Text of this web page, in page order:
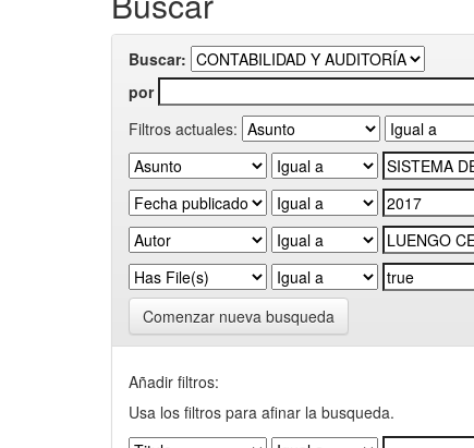
Buscar:
por
Filtros actuales:
Comenzar nueva busqueda
Añadir filtros:
Usa los filtros para afinar la busqueda.